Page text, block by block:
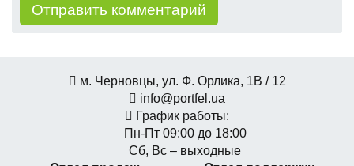
м. Черновцы, ул. Ф. Орлика, 1В / 12
info@portfel.ua
График работы:
Пн-Пт 09:00 до 18:00
Сб, Вс – выходные